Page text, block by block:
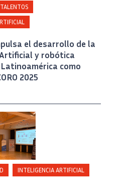
el desarrollo de la
y robótica
como
2025
Allirot
INTELIGENCIA ARTIFICIAL